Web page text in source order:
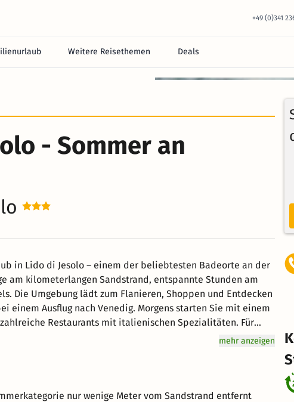
+49 (0)341
Weitere Reisethemen Deals
- Sommer an
in Lido di Jesolo – einem der beliebtesten Badeorte an der
am kilometerlangen Sandstrand, entspannte Stunden am
Die Umgebung lädt zum Flanieren, Shoppen und Entdecken
einem Ausflug nach Venedig. Morgens starten Sie mit einem
Restaurants mit italienischen Spezialitäten. Für
oder eine Partie Tischtennis. Ob als Paar, mitmehr anzeigen
nur wenige Meter vom Sandstrand entfernt